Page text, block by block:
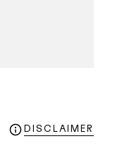
DISCLAIMER